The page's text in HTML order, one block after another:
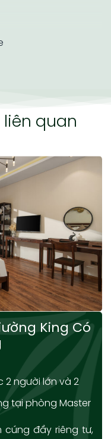
quan
King Có
2 người lớn và 2
tại phòng Master
cúng đầy riêng tư,